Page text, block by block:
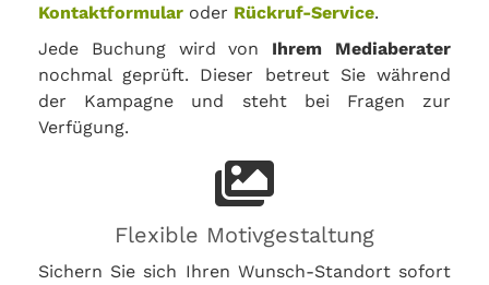
Kontaktformular oder Rückruf-Service.
Jede Buchung wird von Ihrem Mediaberater
nochmal geprüft. Dieser betreut Sie während
der Kampagne und steht bei Fragen zur
Verfügung.
Flexible Motivgestaltung
Sichern Sie sich Ihren Wunsch-Standort sofort